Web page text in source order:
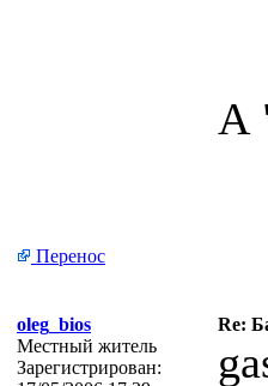
А
Перенос
oleg_bios
Re:
Местный житель
Зарегистрирован: